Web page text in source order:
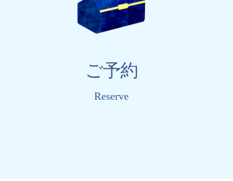
ご予約
Reserve